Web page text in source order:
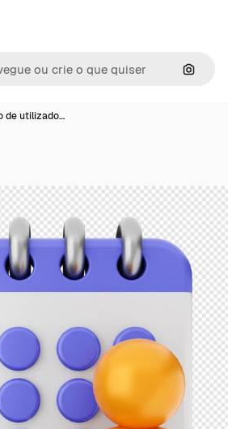
de utilizado…